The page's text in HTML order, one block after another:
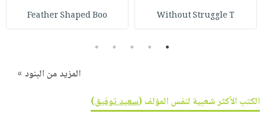
Without Struggle T
Feather Shaped Boo
1
2
3
4
5
المزيد من البنود »
الكتب الأكثر شعبية لنفس المؤلف (سعيد توفيق)